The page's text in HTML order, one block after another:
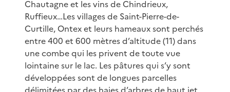
Chautagne et les vins de Chindrieux,
Ruffieux…Les villages de Saint-Pierre-de-
Curtille, Ontex et leurs hameaux sont perchés
entre 400 et 600 mètres d’altitude (11) dans
une combe qui les privent de toute vue
lointaine sur le lac. Les pâtures qui s’y sont
développées sont de longues parcelles